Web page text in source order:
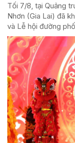
Tối 7/8, tại Quảng
Nhơn (Gia Lai) đã
và Lễ hội đường